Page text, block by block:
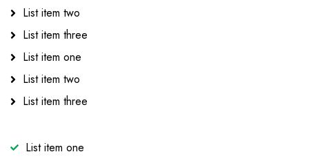
List item two
List item three
List item one
List item two
List item three
List item one